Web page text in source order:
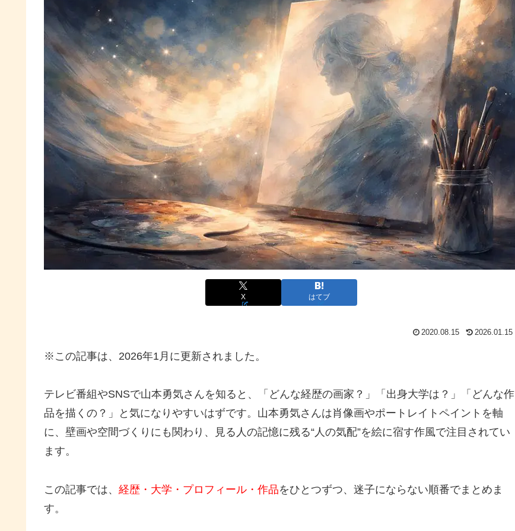
X はてブ
2020.08.15 2026.01.15
※この記事は、2026年1月に更新されました。
テレビ番組やSNSで山本勇気さんを知ると、「どんな経歴の画家？」「出身大学は？」「どんな作
品を描くの？」と気になりやすいはずです。山本勇気さんは肖像画やポートレイトペイントを軸
に、壁画や空間づくりにも関わり、見る人の記憶に残る“人の気配”を絵に宿す作風で注目されてい
ます。
この記事では、 経歴・大学・プロフィール・作品をひとつずつ、迷子にならない順番でまとめま
す。